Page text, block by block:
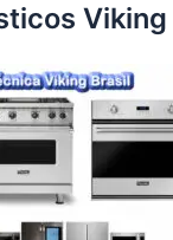
Viking